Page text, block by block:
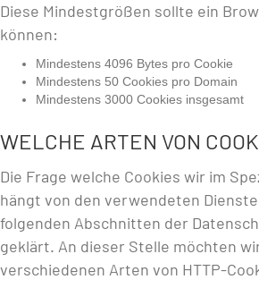
Diese Mindestgrößen sollte ein
können:
Mindestens 4096 Bytes pro Cookie
Mindestens 50 Cookies pro Domain
Mindestens 3000 Cookies insgesamt
WELCHE ARTEN VON
Die Frage welche Cookies wir im
hängt von den verwendeten
folgenden Abschnitten der
geklärt. An dieser Stelle möchten
verschiedenen Arten von HTTP-